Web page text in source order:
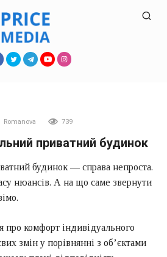
Romanova 739
приватний будинок
будинок — справа непроста.
нюансів. А на що саме звернути
про комфорт індивідуального
змін у порівнянні з об’єктами